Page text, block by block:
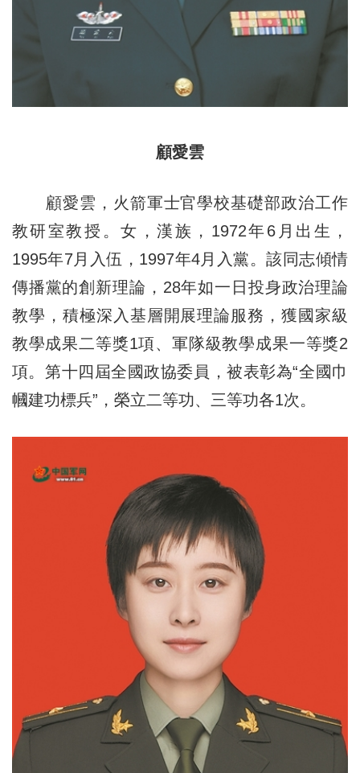
顧愛雲
顧愛雲，火箭軍士官學校基礎部政治工作
教研室教授。女，漢族，1972年6月出生，
1995年7月入伍，1997年4月入黨。該同志傾情
傳播黨的創新理論，28年如一日投身政治理論
教學，積極深入基層開展理論服務，獲國家級
教學成果二等獎1項、軍隊級教學成果一等獎2
項。第十四屆全國政協委員，被表彰為“全國巾
幗建功標兵”，榮立二等功、三等功各1次。